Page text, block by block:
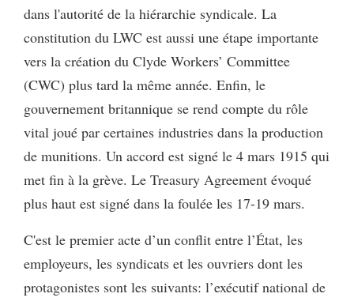
dans l'autorité de la hiérarchie syndicale. La
constitution du LWC est aussi une étape importante
vers la création du Clyde Workers’ Committee
(CWC) plus tard la même année. Enfin, le
gouvernement britannique se rend compte du rôle
vital joué par certaines industries dans la production
de munitions. Un accord est signé le 4 mars 1915 qui
met fin à la grève. Le Treasury Agreement évoqué
plus haut est signé dans la foulée les 17-19 mars.
C'est le premier acte d’un conflit entre l’État, les
employeurs, les syndicats et les ouvriers dont les
protagonistes sont les suivants: l’exécutif national de